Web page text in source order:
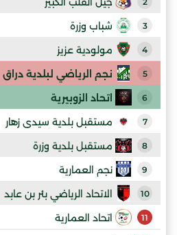
3 شباب وزرة
4 مولودية عزيز
5 نجم الرياضي لبلدية دراق
6 اتحاد الزوبيرية
7 مستقبل بلدية سيدى زهار
8 مستقبل بلدية وزرة
9 نجم العمارية
10 الاتحاد الرياضي بئر بن عابد
11 اتحاد العمارية